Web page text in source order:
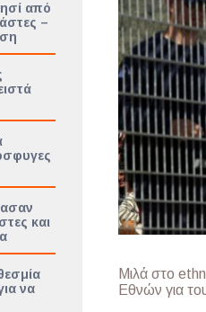
από
–
και
να
Μιλά στο
Εθνών για